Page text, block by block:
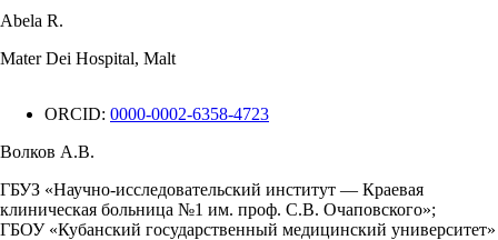
Abela R.
Mater Dei Hospital, Malt
ORCID: 0000-0002-6358-4723
Волков А.В.
ГБУЗ «Научно-исследовательский институт — Краевая
клиническая больница №1 им. проф. С.В. Очаповского»;
ГБОУ «Кубанский государственный медицинский университет»